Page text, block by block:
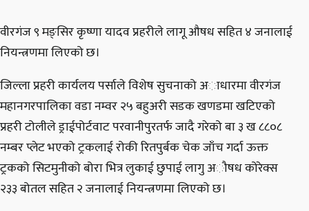
वीरगंज ९ मङ्सिर कृष्णा यादव प्रहरीले लागू औषध सहित ४ जनालाई
नियन्त्रणमा लिएको छ।
जिल्ला प्रहरी कार्यलय पर्साले विशेष सुचनाको अाधारमा वीरगंज
महानगरपालिका वडा नम्वर २५ बहुअरी सडक खणडमा खटिएको
प्रहरी टोलीले ड्राईपोर्टवाट परवानीपुरतर्फ जादै गरेको बा ३ ख ८८०८
नम्बर प्लेट भएको ट्रकलाई रोकी रितपुर्बक चेक जाँच गर्दा ऊक्त
ट्रकको सिटमुनीको बोरा भित्र लुकाई छुपाई लागु अौषध कोरेक्स
२३३ बोतल सहित २ जनालाई नियन्त्रणमा लिएको छ।